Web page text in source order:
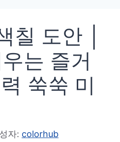
칠 도안 │
는 즐거
쑥쑥 미
자: colorhub